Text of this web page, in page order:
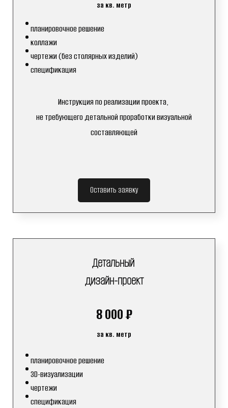
за кв. метр
планировочное решение
коллажи
чертежи (без столярных изделий)
спецификация
Инструкция по реализации проекта,
не требующего детальной проработки визуальной
составляющей
Оставить заявку
Детальный
дизайн-проект
8 000 ₽
за кв. метр
планировочное решение
3D-визуализации
чертежи
спецификация